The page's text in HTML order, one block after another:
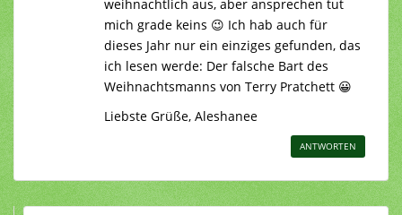
weihnachtlich aus, aber ansprechen tut
mich grade keins 😉 Ich hab auch für
dieses Jahr nur ein einziges gefunden, das
ich lesen werde: Der falsche Bart des
Weihnachtsmanns von Terry Pratchett 😀
Liebste Grüße, Aleshanee
ANTWORTEN